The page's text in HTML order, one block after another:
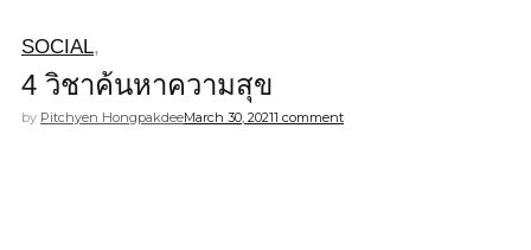
SOCIAL,
4 วิชาค้นหาความสุข
by Pitchyen HongpakdeeMarch 30, 20211 comment